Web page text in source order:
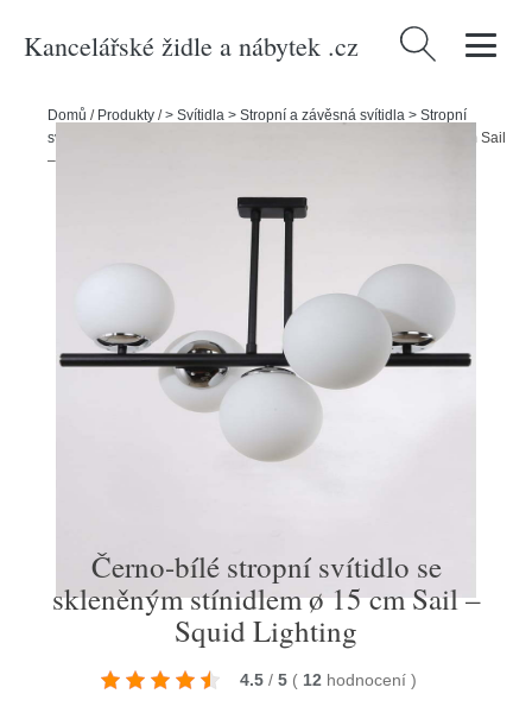
Kancelářské židle a nábytek .cz Vyhledávání
Domů / Produkty /> Svítidla > Stropní a závěsná svítidla > Stropní
svítidla
Černo-bílé stropní svítidlo se skleněným stínidlem ø 15 cm Sail
– Squid Lighting
Černo-bílé stropní svítidlo se
skleněným stínidlem ø 15 cm Sail –
Squid Lighting
4.5 / 5 ( 12 hodnocení )